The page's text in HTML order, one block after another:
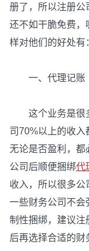
册了，所以注册公
还不如干脆免费，
样对他们的好处有
一、代理记账
这个业务是很多
司70%以上的收入
无论是否盈利，都
公司后顺便捆绑代
收入，所以很多公
一些财务公司不会
制性捆绑，建议注
后再选择合适的财